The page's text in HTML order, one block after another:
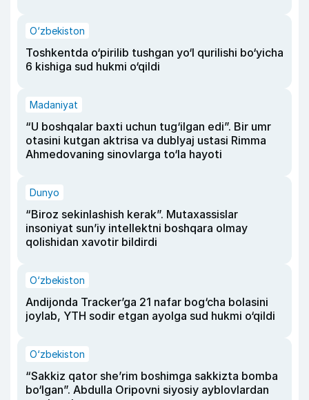
O‘zbekiston
Toshkentda o‘pirilib tushgan yo‘l qurilishi bo‘yicha
6 kishiga sud hukmi o‘qildi
Madaniyat
“U boshqalar baxti uchun tug‘ilgan edi”. Bir umr
otasini kutgan aktrisa va dublyaj ustasi Rimma
Ahmedovaning sinovlarga to‘la hayoti
Dunyo
“Biroz sekinlashish kerak”. Mutaxassislar
insoniyat sun’iy intellektni boshqara olmay
qolishidan xavotir bildirdi
O‘zbekiston
Andijonda Tracker’ga 21 nafar bog‘cha bolasini
joylab, YTH sodir etgan ayolga sud hukmi o‘qildi
O‘zbekiston
“Sakkiz qator she’rim boshimga sakkizta bomba
bo‘lgan”. Abdulla Oripovni siyosiy ayblovlardan